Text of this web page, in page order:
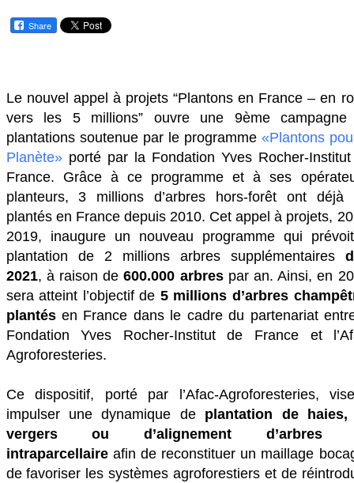
Share
Le nouvel appel à projets “Plantons en France – en
vers les 5 millions” ouvre une 9ème campagne
plantations soutenue par le programme «Plantons
Planète» porté par la Fondation Yves Rocher-
France. Grâce à ce programme et à ses
planteurs, 3 millions d’arbres hors-forêt ont déjà
plantés en France depuis 2010. Cet appel à projets,
2019, inaugure un nouveau programme qui
plantation de 2 millions arbres supplémentaires
2021, à raison de 600.000 arbrespar an. Ainsi, en
sera atteint l’objectif de 5 millions d’arbres
plantésen France dans le cadre du partenariat
Fondation Yves Rocher-Institut de France et
Agroforesteries.
Ce dispositif, porté par l’Afac-Agroforesteries,
impulser une dynamique de plantation de haies,
vergers ou d’alignement d’arbres
intraparcellaireafin de reconstituer un maillage
de favoriser les systèmes agroforestiers et de